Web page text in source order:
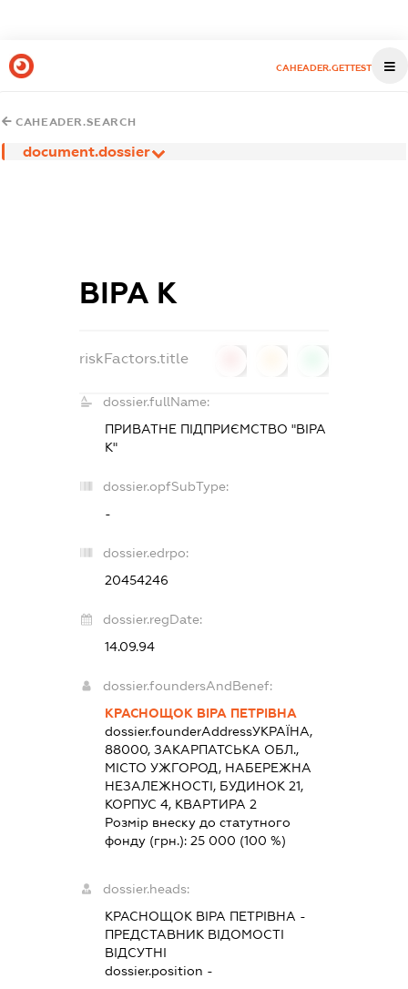
CAHEADER.GETTEST
CAHEADER.SEARCH
document.dossier
ВІРА К
riskFactors.title
dossier.fullName:
ПРИВАТНЕ ПІДПРИЄМСТВО "ВІРА
К"
dossier.opfSubType:
-
dossier.edrpo:
20454246
dossier.regDate:
14.09.94
dossier.foundersAndBenef:
КРАСНОЩОК ВІРА ПЕТРІВНА
dossier.founderAddressУКРАЇНА,
88000, ЗАКАРПАТСЬКА ОБЛ.,
МІСТО УЖГОРОД, НАБЕРЕЖНА
НЕЗАЛЕЖНОСТІ, БУДИНОК 21,
КОРПУС 4, КВАРТИРА 2
Розмір внеску до статутного
фонду (грн.): 25 000 (100 %)
dossier.heads:
КРАСНОЩОК ВІРА ПЕТРІВНА -
ПРЕДСТАВНИК ВІДОМОСТІ
ВІДСУТНІ
dossier.position -